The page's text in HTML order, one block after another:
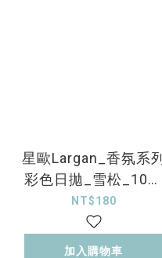
星歐Largan_香氛系列
彩色日拋_雪松_10片
裝
NT$180
加入購物車